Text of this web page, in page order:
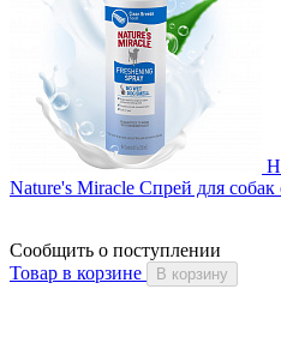
Nature's Miracle Спрей для
Сообщить о поступлении
Товар в корзине
В корзину